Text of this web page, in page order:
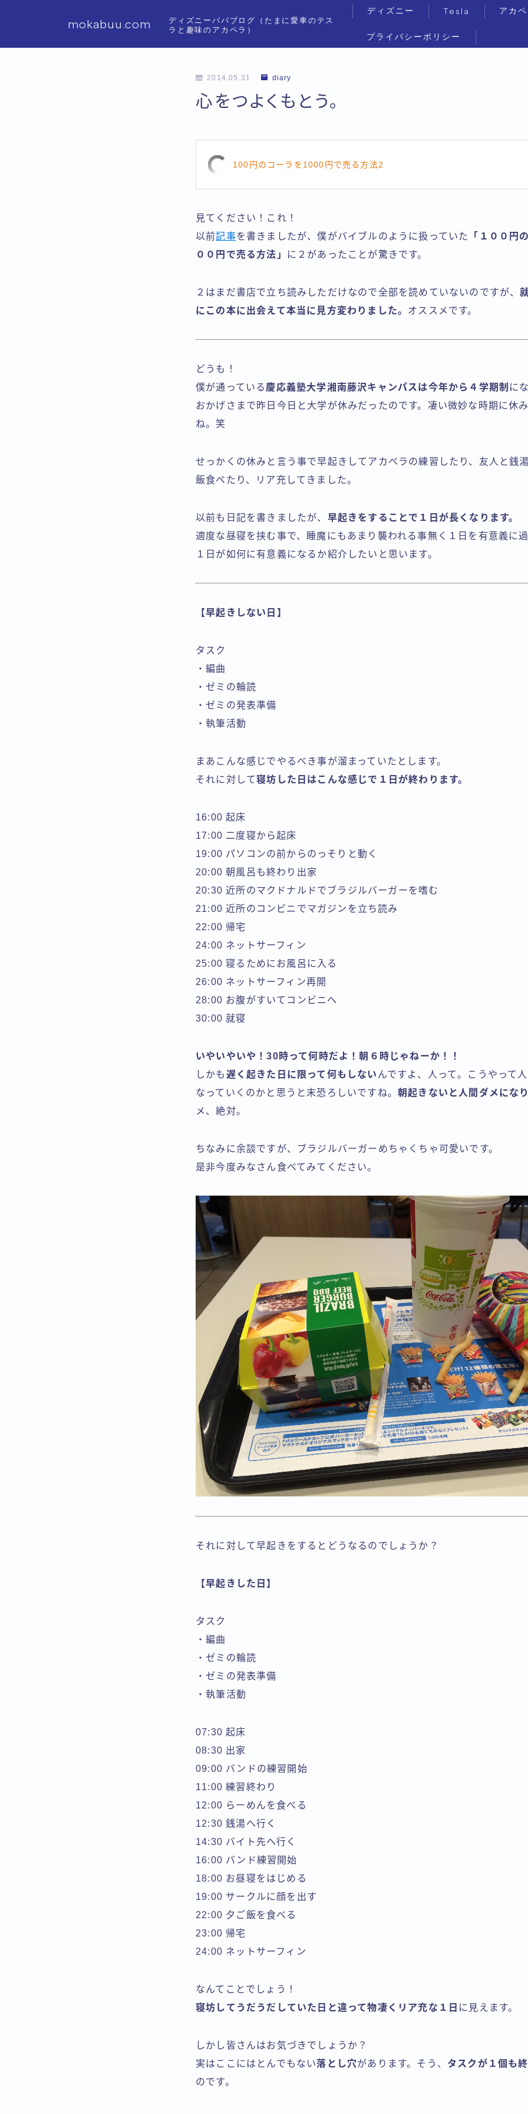
mokabuu.com
ディズニーパパブログ（たまに愛車のテス
ラと趣味のアカペラ）
ディズニー Tesla アカペ
プライバシーポリシー
2014.05.31 diary
心をつよくもとう。
100円のコーラを1000円で売る方法2
見てください！これ！
以前記事を書きましたが、僕がバイブルのように扱っていた
「１００円
００円で売る方法」
に２があったことが驚きです。
２はまだ書店で立ち読みしただけなので全部を読めていないのですが、
にこの本に出会えて本当に見方変わりました。 オススメです。
どうも！
僕が通っている 慶応義塾大学湘南藤沢キャンパスは今年から４学期制 に
おかげさまで昨日今日と大学が休みだったのです。凄い微妙な時期に休
ね。笑
せっかくの休みと言う事で早起きしてアカペラの練習したり、友人と銭
飯食べたり、リア充してきました。
以前も日記を書きましたが、 早起きをすることで１日が長くなります。
適度な昼寝を挟む事で、睡魔にもあまり襲われる事無く１日を有意義に過
１日が如何に有意義になるか紹介したいと思います。
【早起きしない日】
タスク
・編曲
・ゼミの輪読
・ゼミの発表準備
・執筆活動
まあこんな感じでやるべき事が溜まっていたとします。
それに対して寝坊した日はこんな感じで１日が終わります。
16:00 起床
17:00 二度寝から起床
19:00 パソコンの前からのっそりと動く
20:00 朝風呂も終わり出家
20:30 近所のマクドナルドでブラジルバーガーを嗜む
21:00 近所のコンビニでマガジンを立ち読み
22:00 帰宅
24:00 ネットサーフィン
25:00 寝るためにお風呂に入る
26:00 ネットサーフィン再開
28:00 お腹がすいてコンビニへ
30:00 就寝
いやいやいや！30時って何時だよ！朝６時じゃねーか！！
しかも 遅く起きた日に限って何もしない んですよ、人って。こうやって
なっていくのかと思うと末恐ろしいですね。 朝起きないと人間ダメにな
メ、絶対。
ちなみに余談ですが、ブラジルバーガーめちゃくちゃ可愛いです。
是非今度みなさん食べてみてください。
それに対して早起きをするとどうなるのでしょうか？
【早起きした日】
タスク
・編曲
・ゼミの輪読
・ゼミの発表準備
・執筆活動
07:30 起床
08:30 出家
09:00 バンドの練習開始
11:00 練習終わり
12:00 らーめんを食べる
12:30 銭湯へ行く
14:30 バイト先へ行く
16:00 バンド練習開始
18:00 お昼寝をはじめる
19:00 サークルに顔を出す
22:00 夕ご飯を食べる
23:00 帰宅
24:00 ネットサーフィン
なんてことでしょう！
寝坊してうだうだしていた日と違って物凄くリア充な１日 に見えます。
しかし皆さんはお気づきでしょうか？
実はここにはとんでもない落とし穴があります。そう、 タスクが１個も
のです。